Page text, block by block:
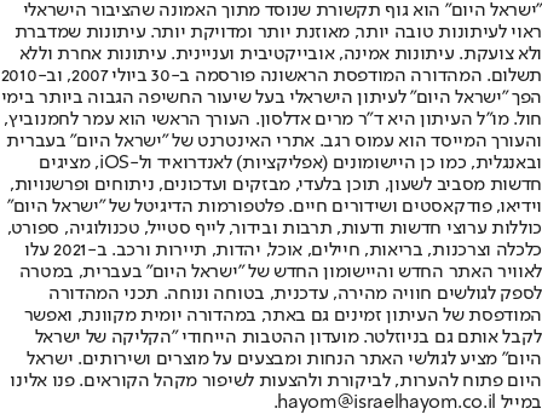
"ישראל היום" הוא גוף תקשורת שנוסד מתוך האמונה שהציבור הישראלי
ראוי לעיתונות טובה יותר, מאוזנת יותר ומדויקת יותר. עיתונות שמדברת
ולא צועקת. עיתונות אמינה, אובייקטיבית ועניינית. עיתונות אחרת וללא
תשלום. המהדורה המודפסת הראשונה פורסמה ב-30 ביולי 2007, וב-2010
הפך "ישראל היום" לעיתון הישראלי בעל שיעור החשיפה הגבוה ביותר בימי
חול. מו"ל העיתון היא ד"ר מרים אדלסון. העורך הראשי הוא עמר לחמנוביץ,
והעורך המייסד הוא עמוס רגב. אתרי האינטרנט של "ישראל היום" בעברית
ובאנגלית, כמו כן היישומונים (אפליקציות) לאנדרואיד ול-iOS, מציגים
חדשות מסביב לשעון, תוכן בלעדי, מבזקים ועדכונים, ניתוחים ופרשנויות,
וידיאו, פודקאסטים ושידורים חיים. פלטפורמות הדיגיטל של "ישראל היום"
כוללות ערוצי חדשות ודעות, תרבות ובידור, לייף סטייל, טכנולוגיה, ספורט,
כלכלה וצרכנות, בריאות, חיילים, אוכל, יהדות, תיירות ורכב. ב-2021 עלו
לאוויר האתר החדש והיישומון החדש של "ישראל היום" בעברית, במטרה
לספק לגולשים חוויה מהירה, עדכנית, בטוחה ונוחה. תכני המהדורה
המודפסת של העיתון זמינים גם באתר, במהדורה יומית מקוונת, ואפשר
לקבל אותם גם בניוזלטר. מועדון ההטבות הייחודי "הקליקה של ישראל
היום" מציע לגולשי האתר הנחות ומבצעים על מוצרים ושירותים. ישראל
היום פתוח להערות, לביקורת ולהצעות לשיפור מקהל הקוראים. פנו אלינו
במייל hayom@israelhayom.co.il.